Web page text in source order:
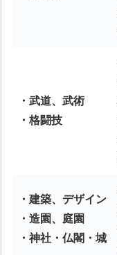
・武道、武術
・格闘技
・建築、デザイン
・造園、庭園
・神社・仏閣・城